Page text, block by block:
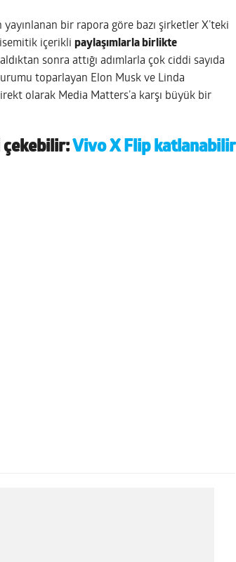
bir rapora göre bazı şirketler X’teki
içerikli paylaşımlarla birlikte
sonra attığı adımlarla çok ciddi sayıda
toparlayan Elon Musk ve Linda
olarak Media Matters’a karşı büyük bir
çekebilir: Vivo X Flip katlanabilir